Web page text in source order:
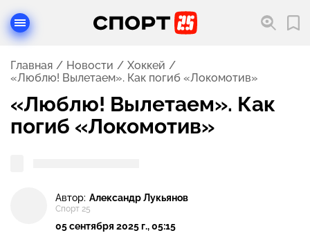
Главная Новости
Хоккей
«Люблю! Вылетаем». Как погиб «Локомотив»
«Люблю! Вылетаем». Как
погиб «Локомотив»
Автор: Александр Лукьянов
Спорт 25
05 сентября 2025 г., 05:15